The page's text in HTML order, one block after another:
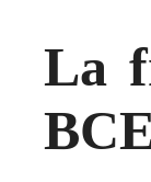
La